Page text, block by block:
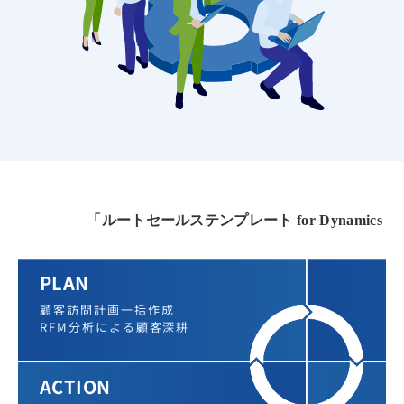
「ルートセールステンプレート for Dynamics
PLAN
顧客訪問計画一括作成
RFM分析による顧客深耕
ACTION